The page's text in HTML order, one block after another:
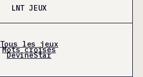
LNT JEUX
Tous les jeux
Mots croisés
DevineStar